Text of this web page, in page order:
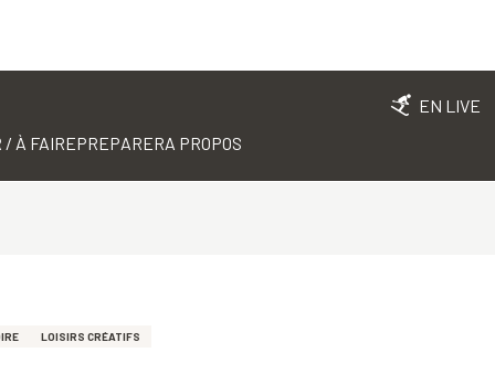
EN LIVE
/ À FAIREPREPARERA PROPOS
LOISIRS CRÉATIFS